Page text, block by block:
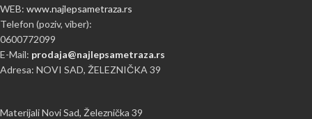
WEB: www.najlepsametraza.rs
Telefon (poziv, viber):
0600772099
E-Mail: prodaja@najlepsametraza.rs
Adresa: NOVI SAD, ŽELEZNIČKA 39
Materijali Novi Sad, Železnička 39